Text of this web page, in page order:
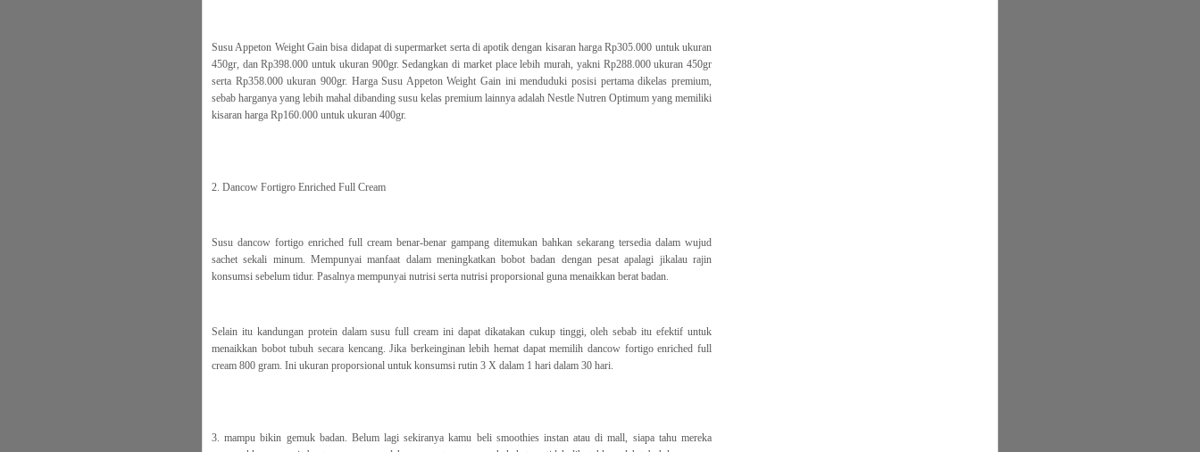
Susu Appeton Weight Gain bisa didapat di supermarket serta di apotik dengan kisaran harga Rp305.000 untuk ukuran
450gr, dan Rp398.000 untuk ukuran 900gr. Sedangkan di market place lebih murah, yakni Rp288.000 ukuran 450gr
serta Rp358.000 ukuran 900gr. Harga Susu Appeton Weight Gain ini menduduki posisi pertama dikelas premium,
sebab harganya yang lebih mahal dibanding susu kelas premium lainnya adalah Nestle Nutren Optimum yang memiliki
kisaran harga Rp160.000 untuk ukuran 400gr.
2. Dancow Fortigro Enriched Full Cream
Susu dancow fortigo enriched full cream benar-benar gampang ditemukan bahkan sekarang tersedia dalam wujud
sachet sekali minum. Mempunyai manfaat dalam meningkatkan bobot badan dengan pesat apalagi jikalau rajin
konsumsi sebelum tidur. Pasalnya mempunyai nutrisi serta nutrisi proporsional guna menaikkan berat badan.
Selain itu kandungan protein dalam susu full cream ini dapat dikatakan cukup tinggi, oleh sebab itu efektif untuk
menaikkan bobot tubuh secara kencang. Jika berkeinginan lebih hemat dapat memilih dancow fortigo enriched full
cream 800 gram. Ini ukuran proporsional untuk konsumsi rutin 3 X dalam 1 hari dalam 30 hari.
3. mampu bikin gemuk badan. Belum lagi sekiranya kamu beli smoothies instan atau di mall, siapa tahu mereka